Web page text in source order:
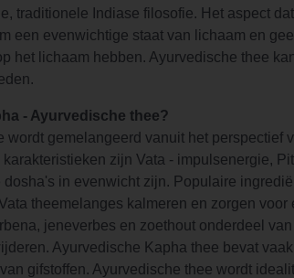
traditionele Indiase filosofie. Het aspect
een ​​evenwichtige staat van lichaam en
het lichaam hebben. Ayurvedische thee
- Ayurvedische thee?
wordt gemelangeerd vanuit het
zijn Vata - impulsenergie,
dosha's in evenwicht zijn. Populaire
theemelanges kalmeren en zorgen
jeneverbes en zoethout onderdeel
Ayurvedische Kapha thee bevat
gifstoffen. Ayurvedische thee wordt